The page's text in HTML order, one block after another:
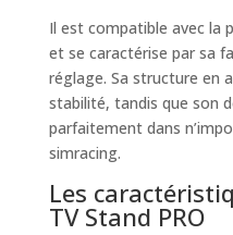
Il est compatible avec la
et se caractérise par sa
réglage. Sa structure en
stabilité, tandis que son
parfaitement dans
simracing.
Les
TV Stand PRO